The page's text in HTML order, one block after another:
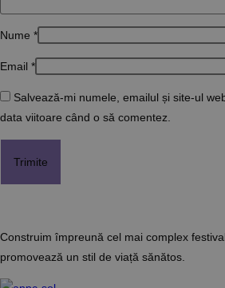
Nume *
Email *
Salvează-mi numele, emailul și site-ul
data viitoare când o să comentez.
Construim împreună cel mai complex
promovează un stil de viață sănătos.